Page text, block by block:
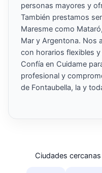
personas mayores y
También prestamos
Maresme como
Mar y Argentona. Nos
con horarios flexibles
Confía en Cuidame
profesional y
de Fontaubella, la y
Ciudades